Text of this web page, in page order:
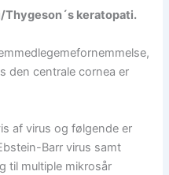
keratopati.
den centrale cornea er
af virus og følgende er
Barr virus samt
til multiple mikrosår